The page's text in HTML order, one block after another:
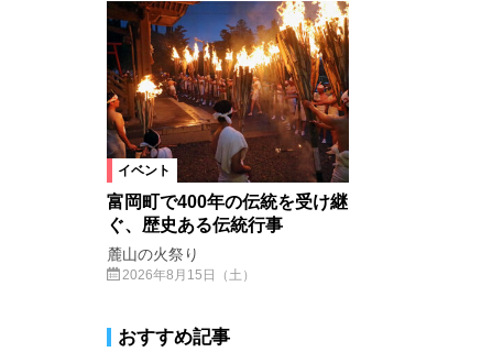
イベント
富岡町で400年の伝統を受け継
ぐ、歴史ある伝統行事
麓山の火祭り
2026年8月15日（土）
おすすめ記事